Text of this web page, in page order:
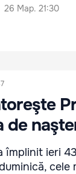
26 Мар. 21:30
de
împlinit ieri
cele